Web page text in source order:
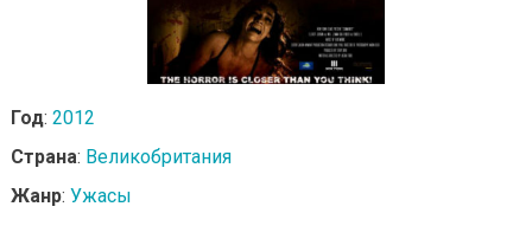
Год: 2012
Страна: Великобритания
Жанр: Ужасы